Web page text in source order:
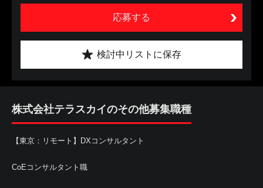
応募する
検討中リストに保存
株式会社テラスカイのその他募集職種
【東京：リモート】DXコンサルタント
CoEコンサルタント職